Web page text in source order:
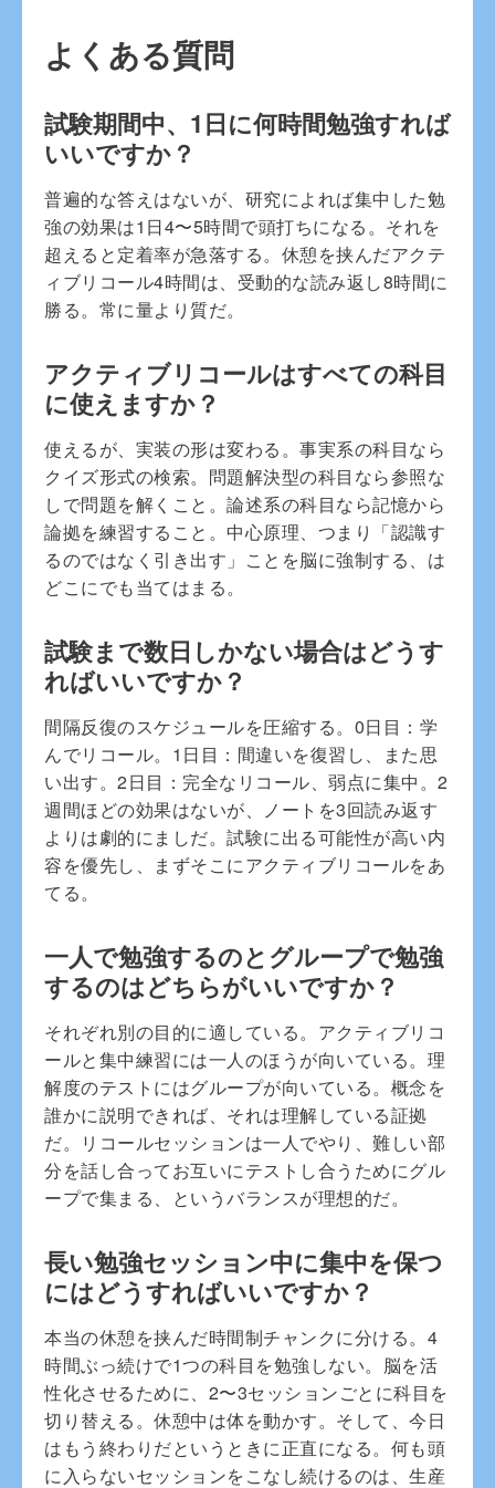
よくある質問
試験期間中、1日に何時間勉強すれば
いいですか？
普遍的な答えはないが、研究によれば集中した勉
強の効果は1日4〜5時間で頭打ちになる。それを
超えると定着率が急落する。休憩を挟んだアクテ
ィブリコール4時間は、受動的な読み返し8時間に
勝る。常に量より質だ。
アクティブリコールはすべての科目
に使えますか？
使えるが、実装の形は変わる。事実系の科目なら
クイズ形式の検索。問題解決型の科目なら参照な
しで問題を解くこと。論述系の科目なら記憶から
論拠を練習すること。中心原理、つまり「認識す
るのではなく引き出す」ことを脳に強制する、は
どこにでも当てはまる。
試験まで数日しかない場合はどうす
ればいいですか？
間隔反復のスケジュールを圧縮する。0日目：学
んでリコール。1日目：間違いを復習し、また思
い出す。2日目：完全なリコール、弱点に集中。2
週間ほどの効果はないが、ノートを3回読み返す
よりは劇的にましだ。試験に出る可能性が高い内
容を優先し、まずそこにアクティブリコールをあ
てる。
一人で勉強するのとグループで勉強
するのはどちらがいいですか？
それぞれ別の目的に適している。アクティブリコ
ールと集中練習には一人のほうが向いている。理
解度のテストにはグループが向いている。概念を
誰かに説明できれば、それは理解している証拠
だ。リコールセッションは一人でやり、難しい部
分を話し合ってお互いにテストし合うためにグル
ープで集まる、というバランスが理想的だ。
長い勉強セッション中に集中を保つ
にはどうすればいいですか？
本当の休憩を挟んだ時間制チャンクに分ける。4
時間ぶっ続けで1つの科目を勉強しない。脳を活
性化させるために、2〜3セッションごとに科目を
切り替える。休憩中は体を動かす。そして、今日
はもう終わりだというときに正直になる。何も頭
に入らないセッションをこなし続けるのは、生産